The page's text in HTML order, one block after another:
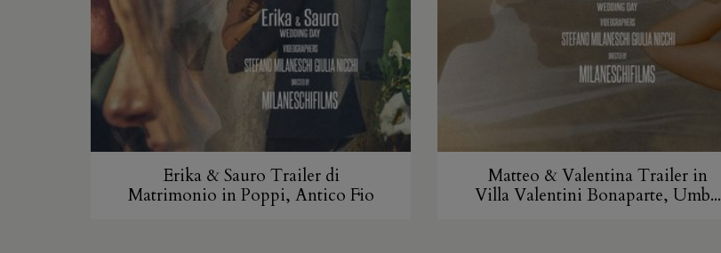
Erika & Sauro Trailer di
Matrimonio in Poppi, Antico Fio
Matteo & Valentina Trailer in
Villa Valentini Bonaparte, Umb...